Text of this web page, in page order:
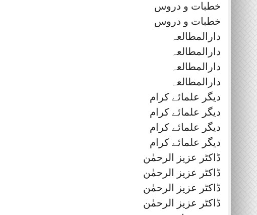
خطبات و دروس
خطبات و دروس
دارالمطالعہ
دارالمطالعہ
دارالمطالعہ
دارالمطالعہ
دیگر علمائے کرام
دیگر علمائے کرام
دیگر علمائے کرام
دیگر علمائے کرام
ڈاکٹر عزیز الرحمٰن
ڈاکٹر عزیز الرحمٰن
ڈاکٹر عزیز الرحمٰن
ڈاکٹر عزیز الرحمٰن